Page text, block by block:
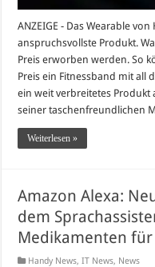
ANZEIGE - Das Wearable
anspruchsvollste Produkt.
Preis erworben werden. So
Preis ein Fitnessband mit all
ein weit verbreitetes
seiner taschenfreundlichen
Weiterlesen »
Amazon Alexa:
dem
Medikamenten
Handy News,IT News, News